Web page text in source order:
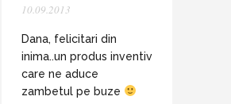
10.09.2013
Dana, felicitari din
inima..un produs inventiv
care ne aduce
zambetul pe buze